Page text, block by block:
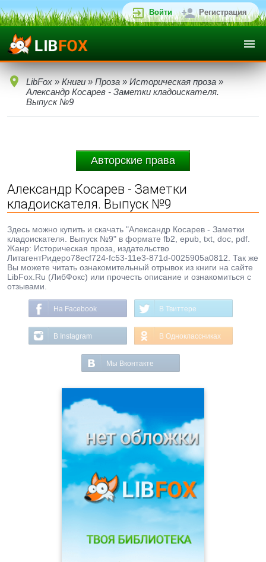
Войти Регистрация
LibFox » Книги » Проза » Историческая проза »
Александр Косарев - Заметки кладоискателя.
Выпуск №9
Авторские права
Александр Косарев - Заметки
кладоискателя. Выпуск №9
Здесь можно купить и скачать "Александр Косарев - Заметки
кладоискателя. Выпуск №9" в формате fb2, epub, txt, doc, pdf.
Жанр: Историческая проза, издательство
ЛитагентРидеро78ecf724-fc53-11e3-871d-0025905a0812. Так же
Вы можете читать ознакомительный отрывок из книги на сайте
LibFox.Ru (ЛибФокс) или прочесть описание и ознакомиться с
отзывами.
На Facebook В Твиттере
В Instagram В Одноклассниках
Мы Вконтакте